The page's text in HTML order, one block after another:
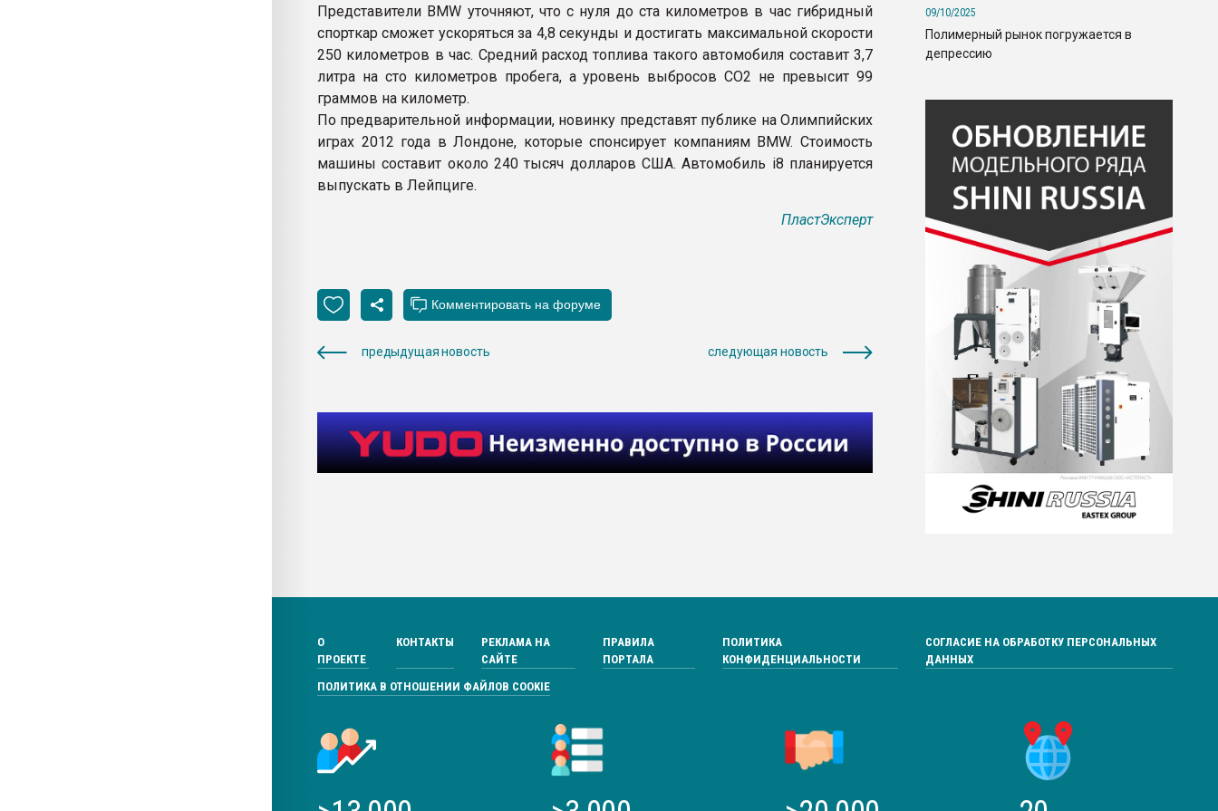
Представители BMW уточняют, что с нуля до ста километров в час гибридный
спорткар сможет ускоряться за 4,8 секунды и достигать максимальной скорости
250 километров в час. Средний расход топлива такого автомобиля составит 3,7
литра на сто километров пробега, а уровень выбросов CO2 не превысит 99
граммов на километр.
По предварительной информации, новинку представят публике на Олимпийских
играх 2012 года в Лондоне, которые спонсирует компаниям BMW. Стоимость
машины составит около 240 тысяч долларов США. Автомобиль i8 планируется
выпускать в Лейпциге.
ПластЭксперт
предыдущая новость следующая новость
09/10/2025
Полимерный рынок погружается в
депрессию
О
ПРОЕКТЕ
КОНТАКТЫ
РЕКЛАМА НА
САЙТЕ
ПРАВИЛА
ПОРТАЛА
ПОЛИТИКА
КОНФИДЕНЦИАЛЬНОСТИ
СОГЛАСИЕ НА ОБРАБОТКУ ПЕРСОНАЛЬНЫХ
ДАННЫХ
ПОЛИТИКА В ОТНОШЕНИИ ФАЙЛОВ COOKIE